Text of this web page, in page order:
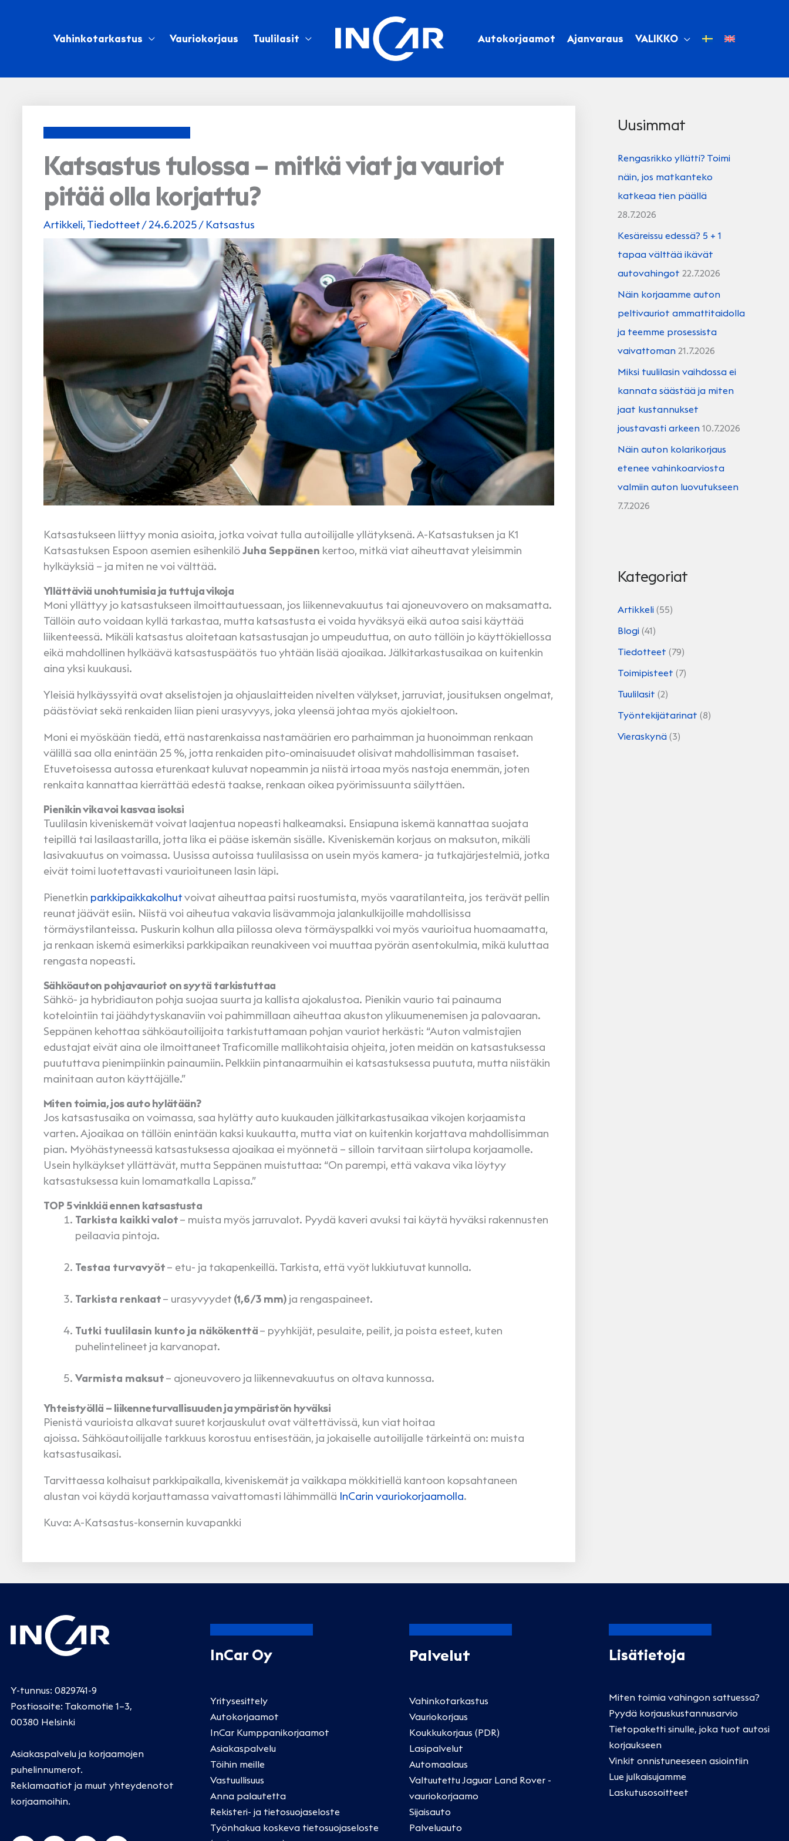
Vahinkotarkastus Vauriokorjaus Tuulilasit Autokorjaamot Ajanvaraus VALIKKO
Katsastus tulossa – mitkä viat ja vauriot
pitää olla korjattu?
Artikkeli,Tiedotteet/24.6.2025/ Katsastus
Katsastukseen liittyy monia asioita, jotka voivat tulla autoilijalle yllätyksenä. A-Katsastuksen ja K1
Katsastuksen Espoon asemien esihenkilöJuha Seppänen kertoo, mitkä viat aiheuttavat yleisimmin
hylkäyksiä – ja miten ne voi välttää.
Yllättäviä unohtumisia ja tuttuja vikoja
Moni yllättyy jo katsastukseen ilmoittautuessaan, jos liikennevakuutus tai ajoneuvovero on maksamatta.
Tällöin auto voidaan kyllä tarkastaa, mutta katsastusta ei voida hyväksyä eikä autoa saisi käyttää
liikenteessä. Mikäli katsastus aloitetaan katsastusajan jo umpeuduttua, on auto tällöin jo käyttökiellossa
eikä mahdollinen hylkäävä katsastuspäätös tuo yhtään lisää ajoaikaa. Jälkitarkastusaikaa on kuitenkin
aina yksi kuukausi.
Yleisiä hylkäyssyitä ovat akselistojen ja ohjauslaitteiden nivelten välykset, jarruviat, jousituksen ongelmat,
päästöviat sekä renkaiden liian pieni urasyvyys, joka yleensä johtaa myös ajokieltoon.
Moni ei myöskään tiedä, että nastarenkaissa nastamäärien ero parhaimman ja huonoimman renkaan
välillä saa olla enintään 25 %, jotta renkaiden pito-ominaisuudet olisivat mahdollisimman tasaiset.
Etuvetoisessa autossa eturenkaat kuluvat nopeammin ja niistä irtoaa myös nastoja enemmän, joten
renkaita kannattaa kierrättää edestä taakse, renkaan oikea pyörimissuunta säilyttäen.
Pienikin vika voi kasvaa isoksi
Tuulilasin kiveniskemät voivat laajentua nopeasti halkeamaksi. Ensiapuna iskemä kannattaa suojata
teipillä tai lasilaastarilla, jotta lika ei pääse iskemän sisälle. Kiveniskemän korjaus on maksuton, mikäli
lasivakuutus on voimassa. Uusissa autoissa tuulilasissa on usein myös kamera- ja tutkajärjestelmiä, jotka
eivät toimi luotettavasti vaurioituneen lasin läpi.
Pienetkin parkkipaikkakolhutvoivat aiheuttaa paitsi ruostumista, myös vaaratilanteita, jos terävät pellin
reunat jäävät esiin. Niistä voi aiheutua vakavia lisävammoja jalankulkijoille mahdollisissa
törmäystilanteissa. Puskurin kolhun alla piilossa oleva törmäyspalkki voi myös vaurioitua huomaamatta,
ja renkaan iskemä esimerkiksi parkkipaikan reunakiveen voi muuttaa pyörän asentokulmia, mikä kuluttaa
rengasta nopeasti.
Sähköauton pohjavauriot on syytä tarkistuttaa
Sähkö- ja hybridiauton pohja suojaa suurta ja kallista ajokalustoa. Pienikin vaurio tai painauma
kotelointiin tai jäähdytyskanaviin voi pahimmillaan aiheuttaa akuston ylikuumenemisen ja palovaaran.
Seppänen kehottaa sähköautoilijoita tarkistuttamaan pohjan vauriot herkästi: “Auton valmistajien
edustajat eivät aina ole ilmoittaneet Traficomille mallikohtaisia ohjeita, joten meidän on katsastuksessa
puututtava pienimpiinkin painaumiin. Pelkkiin pintanaarmuihin ei katsastuksessa puututa, mutta niistäkin
mainitaan auton käyttäjälle.”
Miten toimia, jos auto hylätään?
Jos katsastusaika on voimassa, saa hylätty auto kuukauden jälkitarkastusaikaa vikojen korjaamista
varten. Ajoaikaa on tällöin enintään kaksi kuukautta, mutta viat on kuitenkin korjattava mahdollisimman
pian. Myöhästyneessä katsastuksessa ajoaikaa ei myönnetä – silloin tarvitaan siirtolupa korjaamolle.
Usein hylkäykset yllättävät, mutta Seppänen muistuttaa: “On parempi, että vakava vika löytyy
katsastuksessa kuin lomamatkalla Lapissa.”
TOP 5 vinkkiä ennen katsastusta
Tarkista kaikki valot– muista myös jarruvalot. Pyydä kaveri avuksi tai käytä hyväksi rakennusten
peilaavia pintoja.
Testaa turvavyöt– etu- ja takapenkeillä. Tarkista, että vyöt lukkiutuvat kunnolla.
Tarkista renkaat– urasyvyydet (1,6/3 mm) ja rengaspaineet.
Tutki tuulilasin kunto ja näkökenttä– pyyhkijät, pesulaite, peilit, ja poista esteet, kuten
puhelintelineet ja karvanopat.
Varmista maksut– ajoneuvovero ja liikennevakuutus on oltava kunnossa.
Yhteistyöllä – liikenneturvallisuuden ja ympäristön hyväksi
Pienistä vaurioista alkavat suuret korjauskulut ovat vältettävissä, kun viat hoitaa
ajoissa. Sähköautoilijalle tarkkuus korostuu entisestään, ja jokaiselle autoilijalle tärkeintä on: muista
katsastusaikasi.
Tarvittaessa kolhaisut parkkipaikalla, kiveniskemät ja vaikkapa mökkitiellä kantoon kopsahtaneen
alustan voi käydä korjauttamassa vaivattomasti lähimmällä InCarin vauriokorjaamolla.
Kuva: A-Katsastus-konsernin kuvapankki
Uusimmat
Rengasrikko yllätti? Toimi
näin, jos matkanteko
katkeaa tien päällä
28.7.2026
Kesäreissu edessä? 5 + 1
tapaa välttää ikävät
autovahingot 22.7.2026
Näin korjaamme auton
peltivauriot ammattitaidolla
ja teemme prosessista
vaivattoman 21.7.2026
Miksi tuulilasin vaihdossa ei
kannata säästää ja miten
jaat kustannukset
joustavasti arkeen 10.7.2026
Näin auton kolarikorjaus
etenee vahinkoarviosta
valmiin auton luovutukseen
7.7.2026
Kategoriat
Artikkeli (55)
Blogi (41)
Tiedotteet (79)
Toimipisteet (7)
Tuulilasit (2)
Työntekijätarinat (8)
Vieraskynä (3)
Y-tunnus: 0829741-9
Postiosoite: Takomotie 1–3,
00380 Helsinki
Asiakaspalvelu ja korjaamojen
puhelinnumerot.
Reklamaatiot ja muut yhteydenotot
korjaamoihin.
InCar Oy
Yritysesittely
Autokorjaamot
InCar Kumppanikorjaamot
Asiakaspalvelu
Töihin meille
Vastuullisuus
Anna palautetta
Rekisteri- ja tietosuojaseloste
Työnhakua koskeva tietosuojaseloste
Palvelut
Vahinkotarkastus
Vauriokorjaus
Koukkukorjaus (PDR)
Lasipalvelut
Automaalaus
Valtuutettu Jaguar Land Rover -
vauriokorjaamo
Sijaisauto
Palveluauto
Lisätietoja
Miten toimia vahingon sattuessa?
Pyydä korjauskustannusarvio
Tietopaketti sinulle, joka tuot autosi
korjaukseen
Vinkit onnistuneeseen asiointiin
Lue julkaisujamme
Laskutusosoitteet